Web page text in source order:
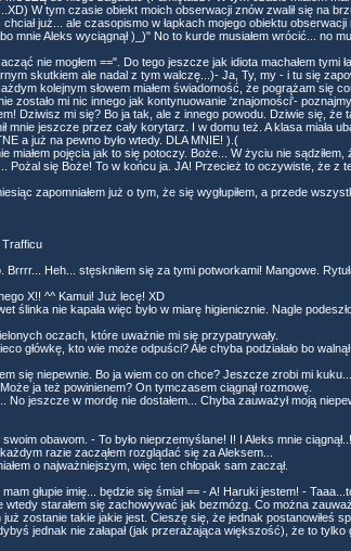
W tym czasie obiekt moich obserwacji znów zwalił się na
już... ale czasopismo w łapkach mojego obiektu
mnie Aleks wyciągnął )_)" No to kurde musiałem wrócić... no
nie mogłem ==". Do tego jeszcze jak idiota machałem tymi
skutkiem ale nadal z tym walczę...)- Ja, Ty, my - i tu się
kolejnym słowem miałem świadomość, że pogrążam się
zostało mi nic innego jak kontynuowanie 'znajomości'-
Dziwisz mi się? Bo ja tak, ale z innego powodu. Dziwie się, że
jeszcze przez cały korytarz. I w domu też. A klasa miała
a już na pewno było wtedy. DLA MNIE! ).(
miałem pojęcia jak to się potoczy. Boże... W życiu nie
Pożal się Boże! To w końcu ja. JA! Przecież to oczywiste, że z
zapomniałem już o tym, że się wygłupiłem, a przede
Trafficu
Heh... stęskniłem się za tymi potworkami! Mangowe.
X!! ^^ Kamui! Już lecę! XD
ślinka nie kapała więc było w miarę higienicznie. Nagle
oczach, które uważnie mi się przypatrywały.
główkę, kto wie może odpuści? Ale chyba podziałało bo
się niepewnie. Bo ja wiem co on chce? Jeszcze zrobi mi kuku...
ja też powinienem? On tymczasem ciągnął rozmowę.
jeszcze w mordę nie dostałem... Chyba zauważył moją
obawom. - To było nieprzemyślane! I! I Aleks mnie ciągnął..!
razie zacząłem rozglądać się za Aleksem...
o najważniejszym, więc ten chłopak sam zaczął.
głupie imię... będzie się śmiał == - A! Haruki jestem! -
wtedy starałem się zachowywać jak bezmózg. Co można
zostanie takie jakie jest. Cieszę się, że jednak postanowiłeś
jednak nie załapał (jak przerażająca większość), że to